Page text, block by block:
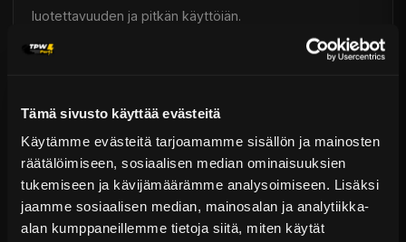
Tämä sivusto käyttää evästeitä
Käytämme evästeitä tarjoamamme sisällön ja mainosten
räätälöimiseen, sosiaalisen median ominaisuuksien
tukemiseen ja kävijämäärämme analysoimiseen. Lisäksi
jaamme sosiaalisen median, mainosalan ja analytiikka-
alan kumppaneillemme tietoja siitä, miten käytät
luotettavuuden ja pitkän käyttöiän.
Kaupan sijainnissa olevat tuotteet 1–3 arkipäivässä
Päävaraston tuotteet 7 arkipäivässä
Jälkitoimitustuotteet noin 20 arkipäivässä
Ilmainen toimitus yli 300 € tilauksiin
14 päivän palautusoikeus
Tekniset kysymykset
Sähköposti:asiakaspalvelu@tpwparts.com
Puhelin:+358 449011828
TEIN - Alustasarjat